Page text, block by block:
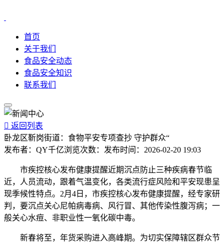
首页
关于我们
食品安全动态
食品安全知识
联系我们
 返回列表
卧龙区靳岗街道：食物平安专项查抄 守护群众“
发布者： QY千亿浏览次数： 发布时间： 2026-02-20 19:03
市疾控核心发布健康提醒近期沉点防止三种疾病春节临
近，人员流动，跟着气温变化，各类流行症风险和平安现患呈
现季候性特点。2月4日，市疾控核心发布健康提醒，经专家研
判，要沉点关心尼帕病毒病、风行冒、其他传染性腹泻病；一
般关心水痘、非职业性一氧化碳中毒。
新春将至，年货采购进入高峰期。为切实保障辖区群众节